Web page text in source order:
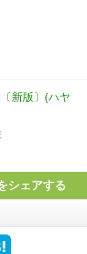
新版〕(ハヤ
シェアする